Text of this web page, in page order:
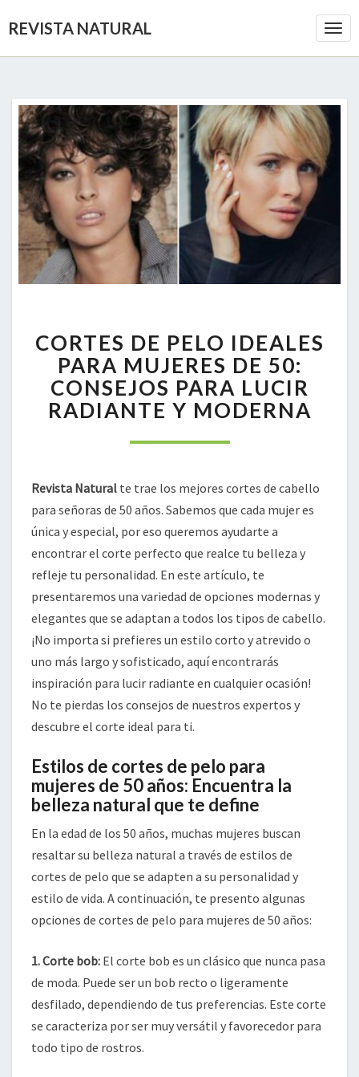
REVISTA NATURAL
DE
PELO
IDEALES
PARA
MUJERES
50:
PARA
LUCIR
RADIANTE
Y
MODERNA
CORTES DE PELO IDEALES
PARA MUJERES DE 50:
CONSEJOS PARA LUCIR
RADIANTE Y MODERNA
Revista Natural te trae los mejores cortes de cabello
para señoras de 50 años. Sabemos que cada mujer es
única y especial, por eso queremos ayudarte a
encontrar el corte perfecto que realce tu belleza y
refleje tu personalidad. En este artículo, te
presentaremos una variedad de opciones modernas y
elegantes que se adaptan a todos los tipos de cabello.
¡No importa si prefieres un estilo corto y atrevido o
uno más largo y sofisticado, aquí encontrarás
inspiración para lucir radiante en cualquier ocasión!
No te pierdas los consejos de nuestros expertos y
descubre el corte ideal para ti.
Estilos de cortes de pelo para
mujeres de 50 años: Encuentra la
belleza natural que te define
En la edad de los 50 años, muchas mujeres buscan
resaltar su belleza natural a través de estilos de
cortes de pelo que se adapten a su personalidad y
estilo de vida. A continuación, te presento algunas
opciones de cortes de pelo para mujeres de 50 años:
1. Corte bob: El corte bob es un clásico que nunca pasa
de moda. Puede ser un bob recto o ligeramente
desfilado, dependiendo de tus preferencias. Este corte
se caracteriza por ser muy versátil y favorecedor para
todo tipo de rostros.